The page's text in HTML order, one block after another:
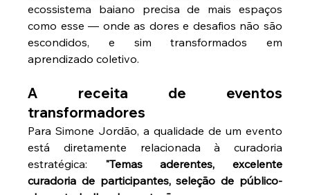
ecossistema baiano precisa de mais espaços
como esse — onde as dores e desafios não são
escondidos, e sim transformados em
aprendizado coletivo.
A receita de eventos
transformadores
Para Simone Jordão, a qualidade de um evento
está diretamente relacionada à curadoria
estratégica: "Temas aderentes, excelente
curadoria de participantes, seleção de público-